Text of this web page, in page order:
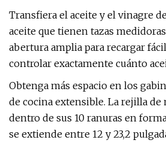
Transfiera el aceite y el vinagre
aceite que tienen tazas
abertura amplia para recargar
controlar exactamente cuánto
Obtenga más espacio en los
de cocina extensible. La rejilla de
dentro de sus 10 ranuras en
se extiende entre 12 y 23,2